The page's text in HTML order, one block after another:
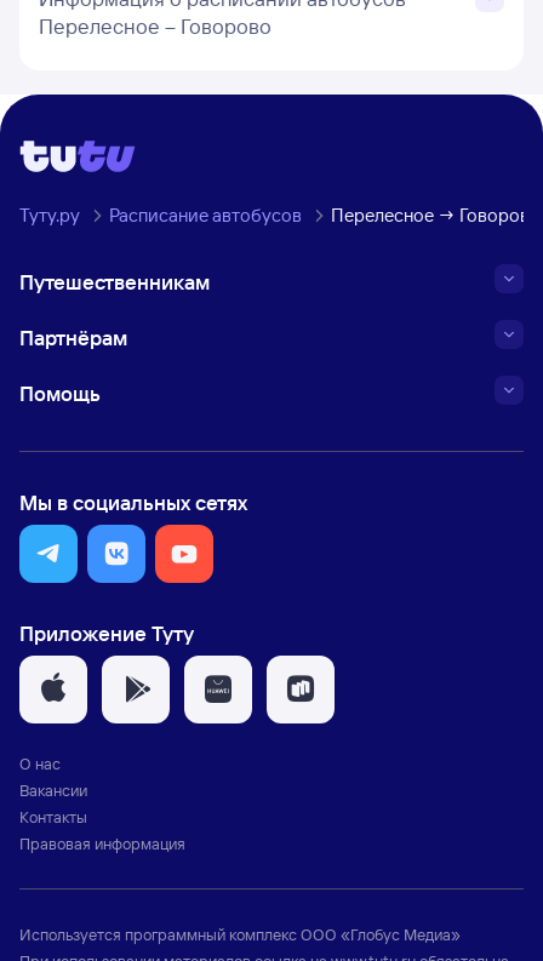
Перелесное – Говорово
Туту.ру Расписание автобусов Перелесное →
Путешественникам
Партнёрам
Помощь
Мы в социальных сетях
Приложение Туту
О нас
Вакансии
Контакты
Правовая информация
Используется программный комплексООО «Глобус Медиа»